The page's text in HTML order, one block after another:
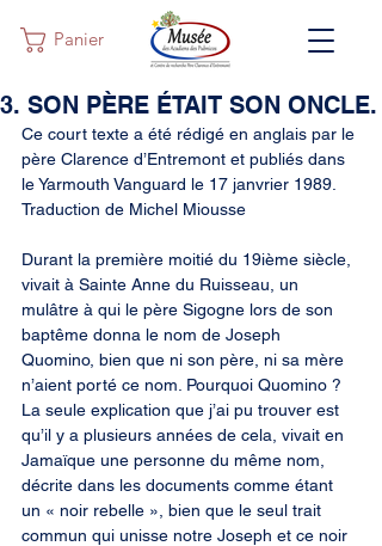
Panier
3. SON PÈRE ÉTAIT SON ONCLE.
Ce court texte a été rédigé en anglais par le
père Clarence d’Entremont et publiés dans
le Yarmouth Vanguard le 17 janvrier 1989.
Traduction de Michel Miousse
Durant la première moitié du 19ième siècle,
vivait à Sainte Anne du Ruisseau, un
mulâtre à qui le père Sigogne lors de son
baptême donna le nom de Joseph
Quomino, bien que ni son père, ni sa mère
n’aient porté ce nom. Pourquoi Quomino ?
La seule explication que j’ai pu trouver est
qu’il y a plusieurs années de cela, vivait en
Jamaïque une personne du même nom,
décrite dans les documents comme étant
un « noir rebelle », bien que le seul trait
commun qui unisse notre Joseph et ce noir